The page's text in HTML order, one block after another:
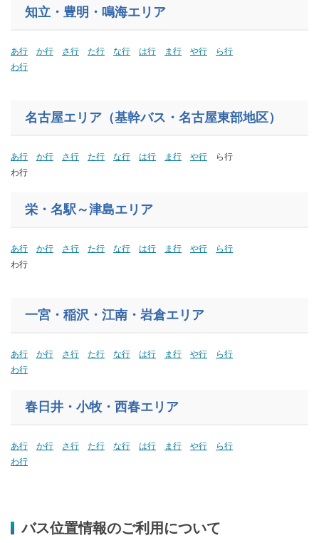
知立・豊明・鳴海エリア
あ行 か行 さ行 た行 な行 は行 ま行 や行
ら行
わ行
名古屋エリア（基幹バス・名古屋東部地区）
あ行 か行 さ行 た行 な行 は行 ま行 や行 ら行
わ行
栄・名駅～津島エリア
あ行 か行 さ行 た行 な行 は行 ま行 や行
ら行
わ行
一宮・稲沢・江南・岩倉エリア
あ行 か行 さ行 た行 な行 は行 ま行 や行
ら行
わ行
春日井・小牧・西春エリア
あ行 か行 さ行 た行 な行 は行 ま行 や行
ら行
わ行
バス位置情報のご利用について